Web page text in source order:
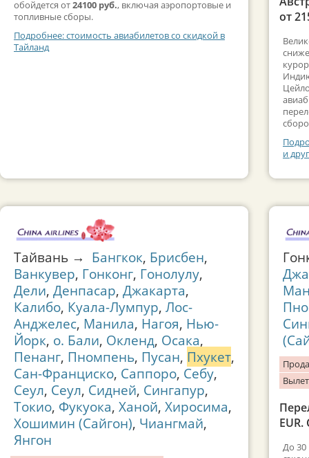
обойдется от24100 руб., включая аэропортовые и
топливные сборы.
Подробнее: стоимость авиабилетов со скидкой в
Тайланд
Тайвань → Бангкок, Брисбен,
Ванкувер, Гонконг, Гонолулу,
Дели, Денпасар, Джакарта,
Калибо, Куала-Лумпур, Лос-
Анджелес, Манила, Нагоя, Нью-
Йорк, о. Бали, Окленд, Осака,
Пенанг, Пномпень, Пусан, Пхукет,
Сан-Франциско, Саппоро, Себу,
Сеул, Сеул, Сидней, Сингапур,
Токио, Фукуока, Ханой, Хиросима,
Хошимин (Сайгон), Чиангмай,
Янгон
от
и
До 30